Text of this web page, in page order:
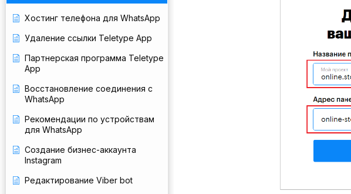
Хостинг телефона для WhatsApp
Удаление ссылки Teletype App
Партнерская программа Teletype
App
Восстановление соединения с
WhatsApp
Рекомендации по устройствам
для WhatsApp
Создание бизнес-аккаунта
Instagram
Редактирование Viber bot